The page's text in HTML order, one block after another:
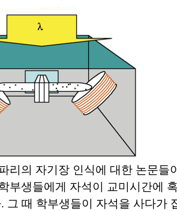
리의 자기장 인식에 대한 논문들
부생들에게 자석이 교미시간에
그 때 학부생들이 자석을 사다가